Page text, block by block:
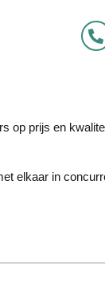
op prijs en
elkaar in